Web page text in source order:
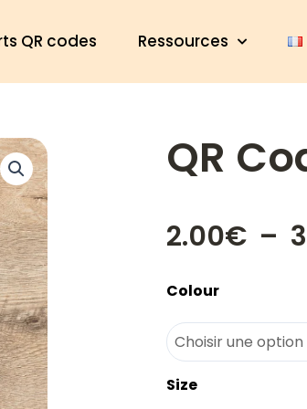
QR codes Ressources
QR
2.00€ –
Colour
Size
quantité
QR
Code
Rectangle